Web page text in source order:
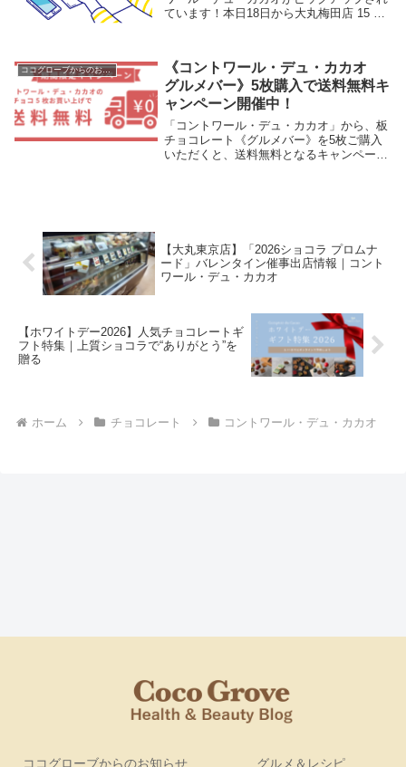
ています！本日18日から大丸梅田店 15 階
味のあ...
ココグローブからのお知らせ
《コントワール・デュ・カカオ
グルメバー》5枚購入で送料無料キ
ャンペーン開催中！
「コントワール・デュ・カカオ」から、板
チョコレート《グルメバー》を5枚ご購入
いただくと、送料無料となるキャンペーン
【大丸東京店】「2026ショコラ プロムナ
ード」バレンタイン催事出店情報｜コント
ワール・デュ・カカオ
【ホワイトデー2026】人気チョコレートギ
フト特集｜上質ショコラで“ありがとう”を
贈る
ホーム チョコレート コントワール・デュ・カカオ
ココグローブからのお知らせ グルメ＆レシピ